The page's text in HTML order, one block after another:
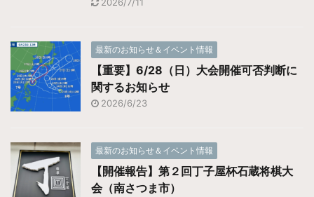
最新のお知らせ＆イベント情報
【重要】6/28（日）大会開催可否判断に
関するお知らせ
2026/6/23
最新のお知らせ＆イベント情報
【開催報告】第２回丁子屋杯石蔵将棋大
会（南さつま市）